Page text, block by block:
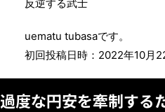
反逆する武士
uematu tubasaです。
初回投稿日時：2022年10月
過度な円安を牽制する